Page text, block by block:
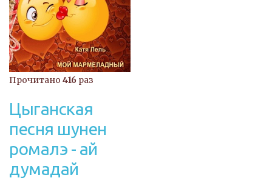
Прочитано 416 раз
Цыганская
песня шунен
ромалэ - ай
думадай